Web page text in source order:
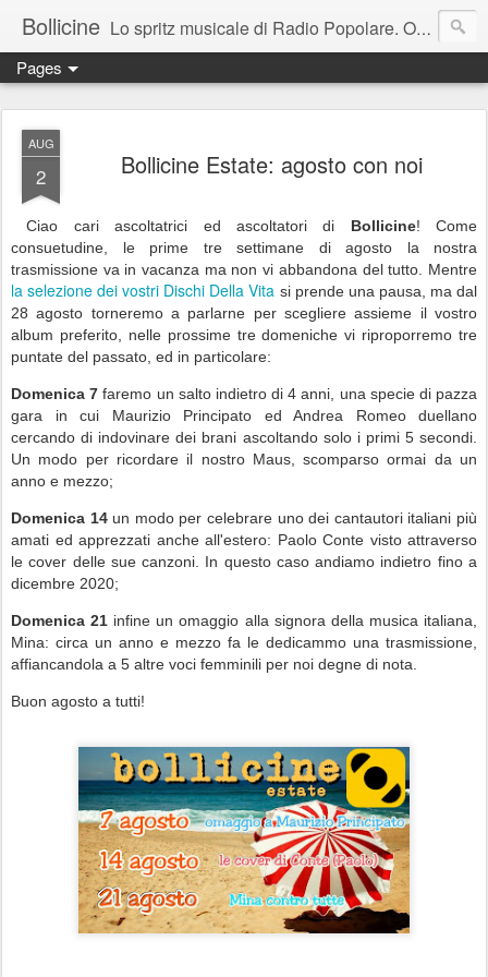
Bollicine Lo spritz musicale di Radio Popolare. Ogni domenica dalle 16.30 alle 17.30
Pages
AUG
2 Bollicine Estate: agosto con noi
Ciao cari ascoltatrici ed ascoltatori di Bollicine! Come
consuetudine, le prime tre settimane di agosto la nostra
trasmissione va in vacanza ma non vi abbandona del tutto. Mentre
la selezione dei vostri Dischi Della Vita si prende una pausa, ma dal
28 agosto torneremo a parlarne per scegliere assieme il vostro
album preferito, nelle prossime tre domeniche vi riproporremo tre
puntate del passato, ed in particolare:
Domenica 7 faremo un salto indietro di 4 anni, una specie di pazza
gara in cui Maurizio Principato ed Andrea Romeo duellano
cercando di indovinare dei brani ascoltando solo i primi 5 secondi.
Un modo per ricordare il nostro Maus, scomparso ormai da un
anno e mezzo;
Domenica 14un modo per celebrare uno dei cantautori italiani più
amati ed apprezzati anche all'estero: Paolo Conte visto attraverso
le cover delle sue canzoni. In questo caso andiamo indietro fino a
dicembre 2020;
Domenica 21 infine un omaggio alla signora della musica italiana,
Mina: circa un anno e mezzo fa le dedicammo una trasmissione,
affiancandola a 5 altre voci femminili per noi degne di nota.
Buon agosto a tutti!